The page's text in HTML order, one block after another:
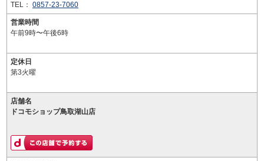
TEL： 0857-23-7060
営業時間
午前9時〜午後6時
定休日
第3火曜
店舗名
ドコモショップ鳥取湖山店